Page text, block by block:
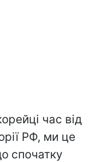
час від
РФ, ми це
спочатку